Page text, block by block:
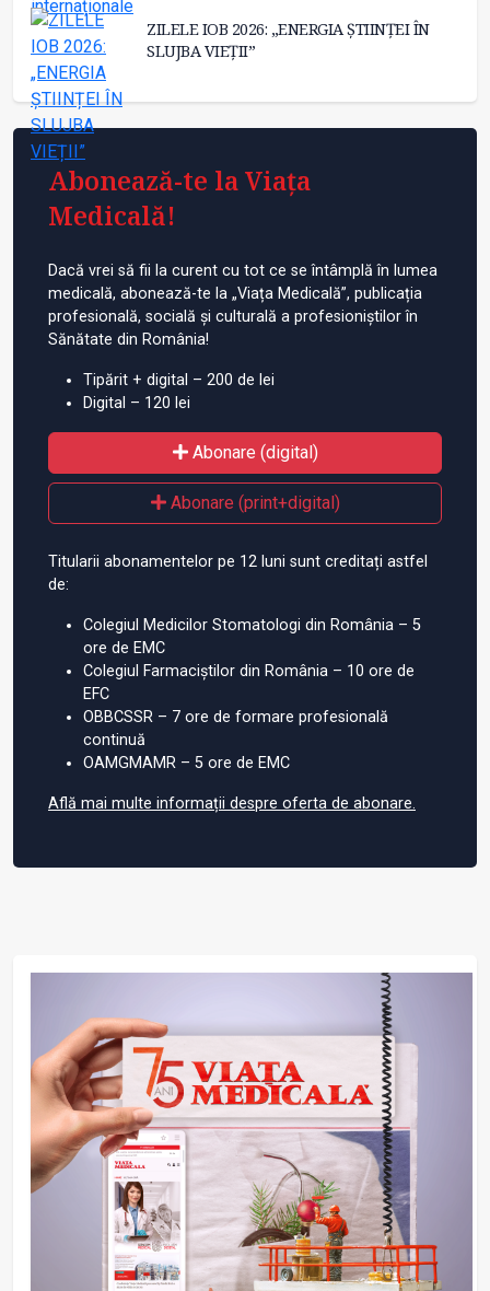
ZILELE IOB 2026: „ENERGIA ȘTIINȚEI ÎN
SLUJBA VIEȚII”
Abonează-te la Viața
Medicală!
Dacă vrei să fii la curent cu tot ce se întâmplă în lumea
medicală, abonează-te la „Viața Medicală”, publicația
profesională, socială și culturală a profesioniștilor în
Sănătate din România!
Tipărit + digital – 200 de lei
Digital – 120 lei
Abonare (digital)
Abonare (print+digital)
Titularii abonamentelor pe 12 luni sunt creditați astfel
de:
Colegiul Medicilor Stomatologi din România – 5
ore de EMC
Colegiul Farmaciștilor din România – 10 ore de
EFC
OBBCSSR – 7 ore de formare profesională
continuă
OAMGMAMR – 5 ore de EMC
Află mai multe informații despre oferta de abonare.